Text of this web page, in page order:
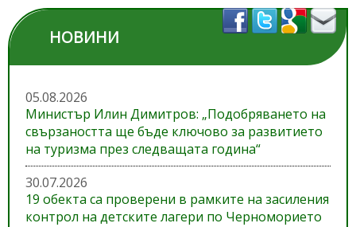
НОВИНИ
05.08.2026
Министър Илин Димитров: „Подобряването на
свързаността ще бъде ключово за развитието
на туризма през следващата година“
30.07.2026
19 обекта са проверени в рамките на засиления
контрол на детските лагери по Черноморието